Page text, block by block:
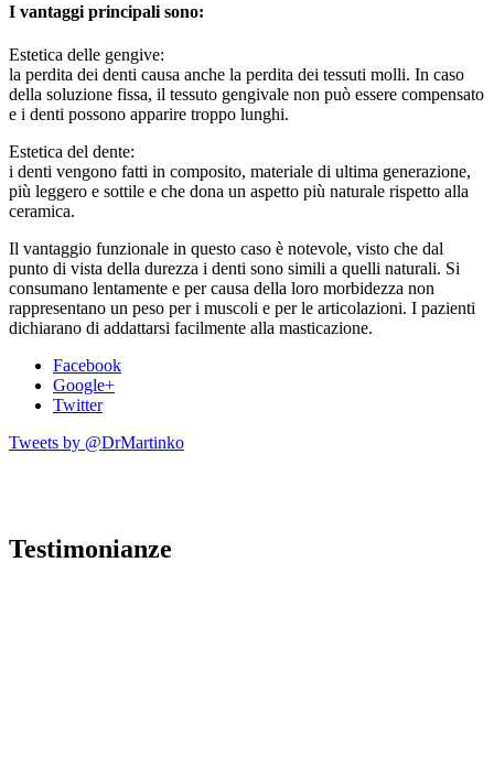
I vantaggi principali sono:
Estetica delle gengive:
la perdita dei denti causa anche la perdita dei tessuti molli. In caso
della soluzione fissa, il tessuto gengivale non può essere compensato
e i denti possono apparire troppo lunghi.
Estetica del dente:
i denti vengono fatti in composito, materiale di ultima generazione,
più leggero e sottile e che dona un aspetto più naturale rispetto alla
ceramica.
Il vantaggio funzionale in questo caso è notevole, visto che dal
punto di vista della durezza i denti sono simili a quelli naturali. Si
consumano lentamente e per causa della loro morbidezza non
rappresentano un peso per i muscoli e per le articolazioni. I pazienti
dichiarano di addattarsi facilmente alla masticazione.
Facebook
Google+
Twitter
Tweets by @DrMartinko
Testimonianze